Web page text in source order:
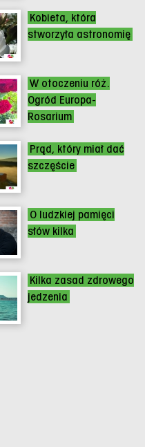
Kobieta, która
stworzyła astronomię
W otoczeniu róż.
Ogród Europa-
Rosarium
Prąd, który miał dać
szczęście
O ludzkiej pamięci
słów kilka
Kilka zasad zdrowego
jedzenia